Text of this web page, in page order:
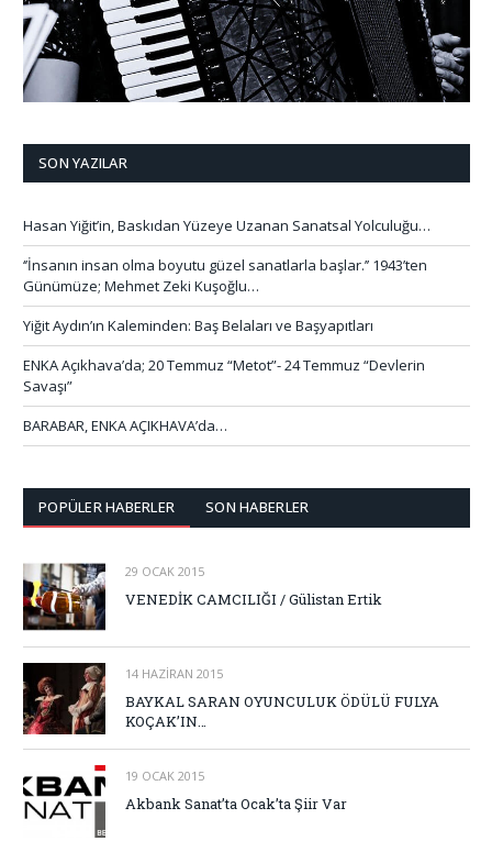
SON YAZILAR
Hasan Yiğit’in, Baskıdan Yüzeye Uzanan Sanatsal Yolculuğu…
‘’İnsanın insan olma boyutu güzel sanatlarla başlar.’’ 1943’ten
Günümüze; Mehmet Zeki Kuşoğlu…
Yiğit Aydın’ın Kaleminden: Baş Belaları ve Başyapıtları
ENKA Açıkhava’da; 20 Temmuz “Metot”- 24 Temmuz “Devlerin
Savaşı”
BARABAR, ENKA AÇIKHAVA’da…
POPÜLER HABERLER SON HABERLER
29 OCAK 2015
VENEDİK CAMCILIĞI / Gülistan Ertik
14 HAZIRAN 2015
BAYKAL SARAN OYUNCULUK ÖDÜLÜ FULYA
KOÇAK’IN…
19 OCAK 2015
Akbank Sanat’ta Ocak’ta Şiir Var